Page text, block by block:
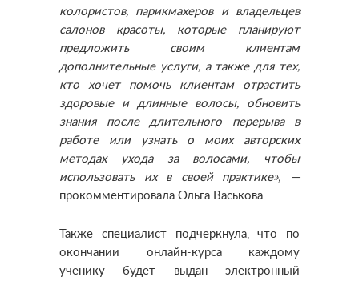
колористов, парикмахеров и владельцев
салонов красоты, которые планируют
предложить своим клиентам
дополнительные услуги, а также для тех,
кто хочет помочь клиентам отрастить
здоровые и длинные волосы, обновить
знания после длительного перерыва в
работе или узнать о моих авторских
методах ухода за волосами, чтобы
использовать их в своей практике», —
прокомментировала Ольга Васькова.
Также специалист подчеркнула, что по
окончании онлайн-курса каждому
ученику будет выдан электронный